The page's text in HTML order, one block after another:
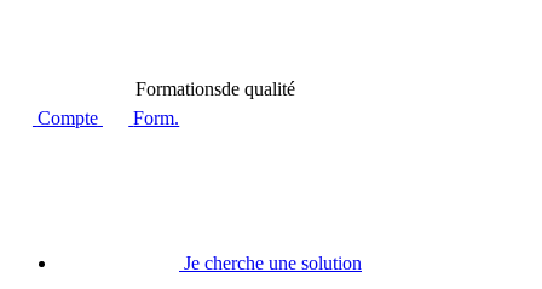
Formationsde qualité
Compte
Form.
Je cherche une solution